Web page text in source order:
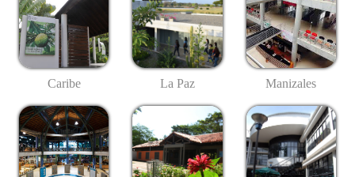
Caribe La Paz Manizales